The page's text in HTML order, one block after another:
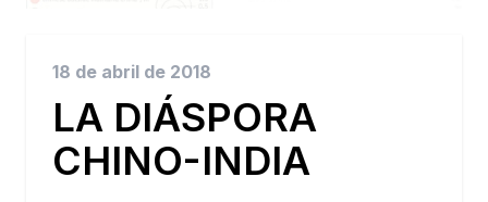
18 de abril de 2018
LA DIÁSPORA
CHINO-INDIA